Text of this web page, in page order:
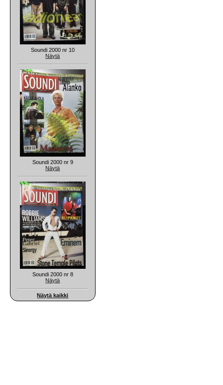
Soundi 2000 nr 10
Näytä
Soundi 2000 nr 9
Näytä
Soundi 2000 nr 8
Näytä
Näytä kaikki